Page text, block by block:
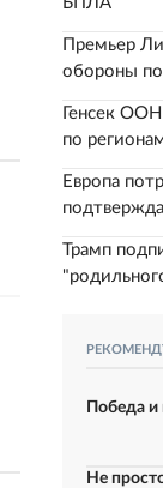
Премьер
обороны
Генсек
по
Европа
Трамп
Победа и
Не